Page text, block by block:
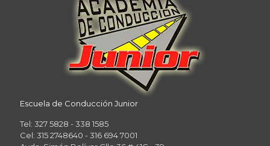
Escuela de Conducción Junior
Tel: 327 5828 - 338 1585
Cel: 315 2748640 - 316 694 7001